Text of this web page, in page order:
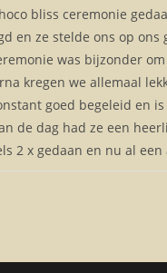
bliss ceremonie
en ze stelde ons op
was bijzonder
kregen we allemaal
goed begeleid en
de dag had ze een
2 x gedaan en nu al